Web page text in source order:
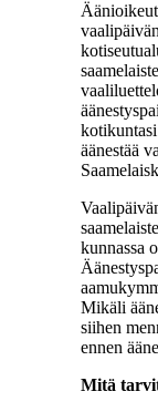
äänestää
kunnassa
Mikäli
siihen
ennen
Mitä